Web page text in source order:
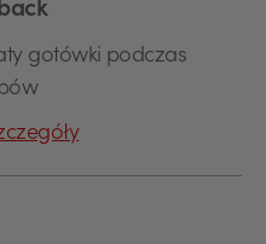
gotówki podczas